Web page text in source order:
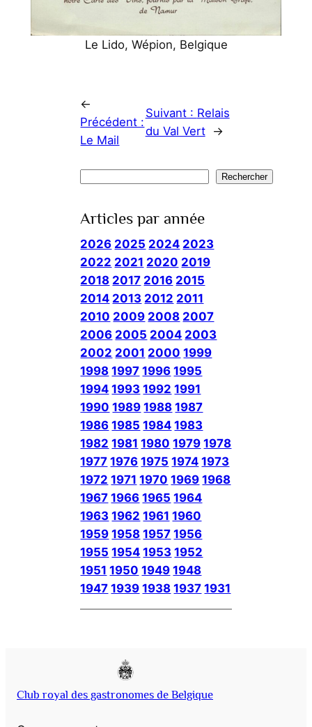
Le Lido, Wépion, Belgique
←
Précédent :
Le Mail
Suivant : Relais
du Val Vert
→
Rechercher
Articles par année
2026 2025 2024 2023
2022 2021 2020 2019
2018 2017 2016 2015
2014 2013 2012 2011
2010 2009 2008 2007
2006 2005 2004 2003
2002 2001 2000 1999
1998 1997 1996 1995
1994 1993 1992 1991
1990 1989 1988 1987
1986 1985 1984 1983
1982 1981 1980 1979 1978
1977 1976 1975 1974 1973
1972 1971 1970 1969 1968
1967 1966 1965 1964
1963 1962 1961 1960
1959 1958 1957 1956
1955 1954 1953 1952
1951 1950 1949 1948
1947 1939 1938 1937 1931
Club royal des gastronomes de Belgique